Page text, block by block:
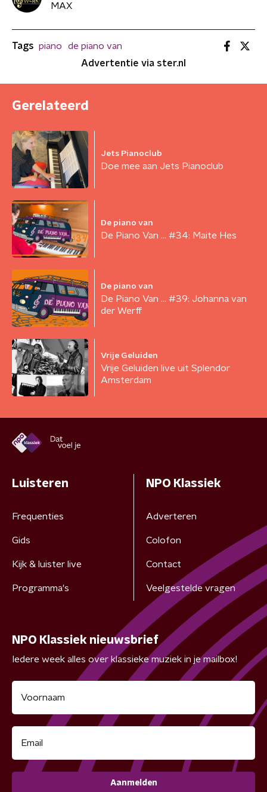
MAX
Tags piano
de piano van
Advertentie via ster.nl
Gerelateerd
Jets Pianoclub
Doe mee aan Jets Pianoclub
De piano van
De Piano Van ... #34: Maite Hes
De piano van
De Piano Van ... #39: Johanna van
der Werff
Vrije Geluiden
Vrije Geluiden live uit Splendor
Amsterdam
Luisteren
Frequenties
Gids
Kijk & luister live
Programma's
NPO Klassiek
Adverteren
Colofon
Contact
Veelgestelde vragen
NPO Klassiek nieuwsbrief
Iedere week alles over klassieke muziek in je mailbox!
Aanmelden